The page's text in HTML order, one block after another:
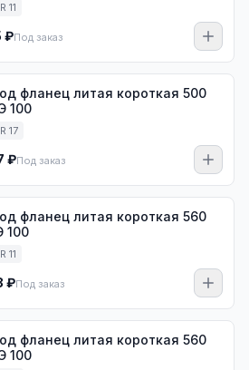
11
₽Под заказ
фланец литая короткая 500
100
17
₽Под заказ
фланец литая короткая 560
100
11
₽Под заказ
фланец литая короткая 560
100